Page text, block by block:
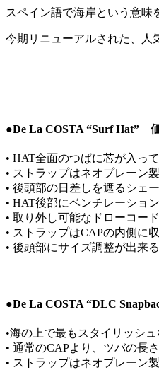
スペイン語で海岸という意味
今期リニューアルされた、人
●De La COSTA “Surf Hat”
• HAT全面のつばに芯が入っ
• ストラップはネオプレーン
• 後頭部の日差しを遮るシェ
• HAT後部にベンチレーショ
• 取り外し可能なドローコー
• ストラップはCAPの内側に収
• 後頭部にサイズ調整が出来
●De La COSTA “DLC
•海の上で最もスタイリッシ
• 通常のCAPより、ツバの長
• ストラップはネオプレーン